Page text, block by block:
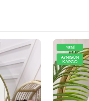
AYNIGÜN
KARGO